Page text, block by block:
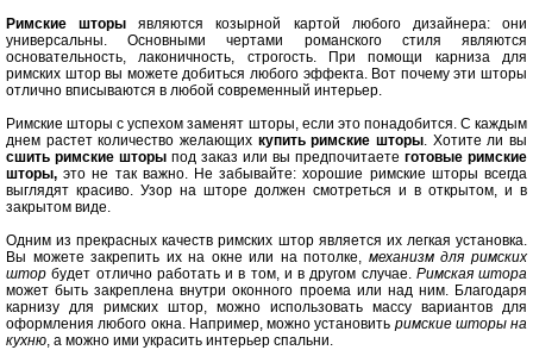
Римские шторы являются козырной картой любого дизайнера: они
универсальны. Основными чертами романского стиля являются
основательность, лаконичность, строгость. При помощи карниза для
римских штор вы можете добиться любого эффекта. Вот почему эти шторы
отлично вписываются в любой современный интерьер.
Римские шторы с успехом заменят шторы, если это понадобится. С каждым
днем растет количество желающих купить римские шторы. Хотите ли вы
сшить римские шторы под заказ или вы предпочитаете готовые римские
шторы,это не так важно. Не забывайте: хорошие римские шторы всегда
выглядят красиво. Узор на шторе должен смотреться и в открытом, и в
закрытом виде.
Одним из прекрасных качеств римских штор является их легкая установка.
Вы можете закрепить их на окне или на потолке, механизм для римских
штор будет отлично работать и в том, и в другом случае. Римская штора
может быть закреплена внутри оконного проема или над ним. Благодаря
карнизу для римских штор, можно использовать массу вариантов для
оформления любого окна. Например, можно установить римские шторы на
кухню, а можно ими украсить интерьер спальни.